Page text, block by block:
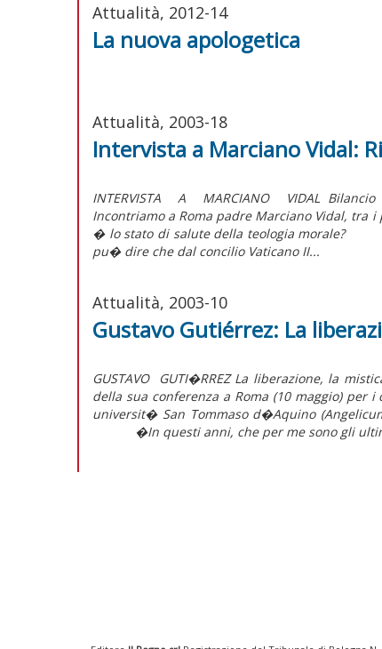
Attualità, 2012-14
La nuova apologetica
Attualità, 2003-18
Intervista a Marciano Vidal:
INTERVISTA A MARCIANO VIDAL
Incontriamo a Roma padre Marciano Vidal,
� lo stato di salute della teologia morale?
pu� dire che dal concilio Vaticano II...
Attualità, 2003-10
Gustavo Gutiérrez: La
GUSTAVO GUTI�RREZ La liberazione, la
della sua conferenza a Roma (10 maggio)
universit� San Tommaso d�Aquino
�In questi anni, che per me sono gli